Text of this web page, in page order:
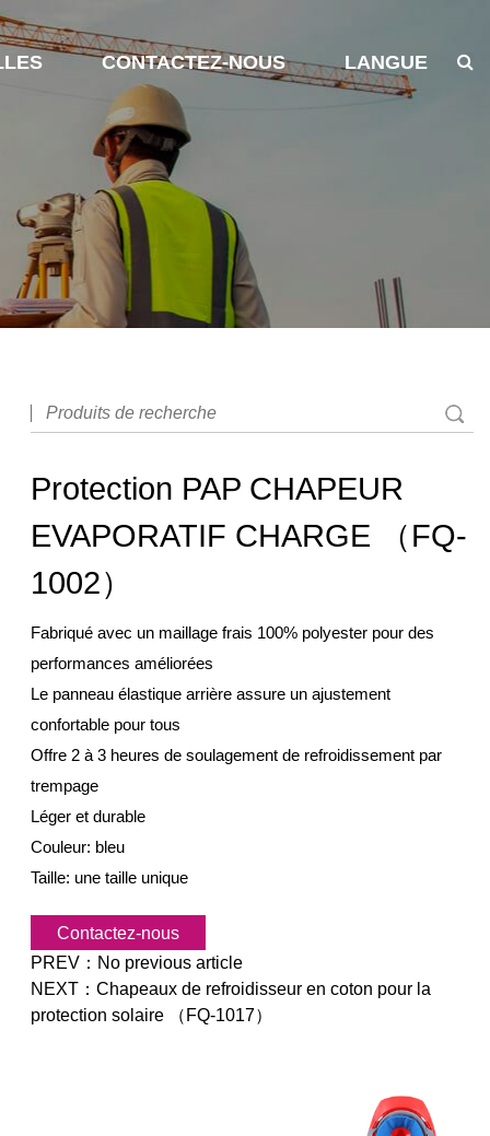
CONTACTEZ-NOUS LANGUE
Protection PAP CHAPEUR
EVAPORATIF CHARGE （FQ-
1002）
Fabriqué avec un maillage frais 100% polyester pour des
performances améliorées
Le panneau élastique arrière assure un ajustement
confortable pour tous
Offre 2 à 3 heures de soulagement de refroidissement par
trempage
Léger et durable
Couleur: bleu
Taille: une taille unique
Contactez-nous
PREV： No previous article
NEXT：Chapeaux de refroidisseur en coton pour la
protection solaire （FQ-1017）